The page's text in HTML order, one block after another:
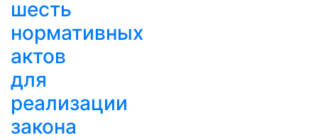
шесть
нормативных
актов
для
реализации
закона